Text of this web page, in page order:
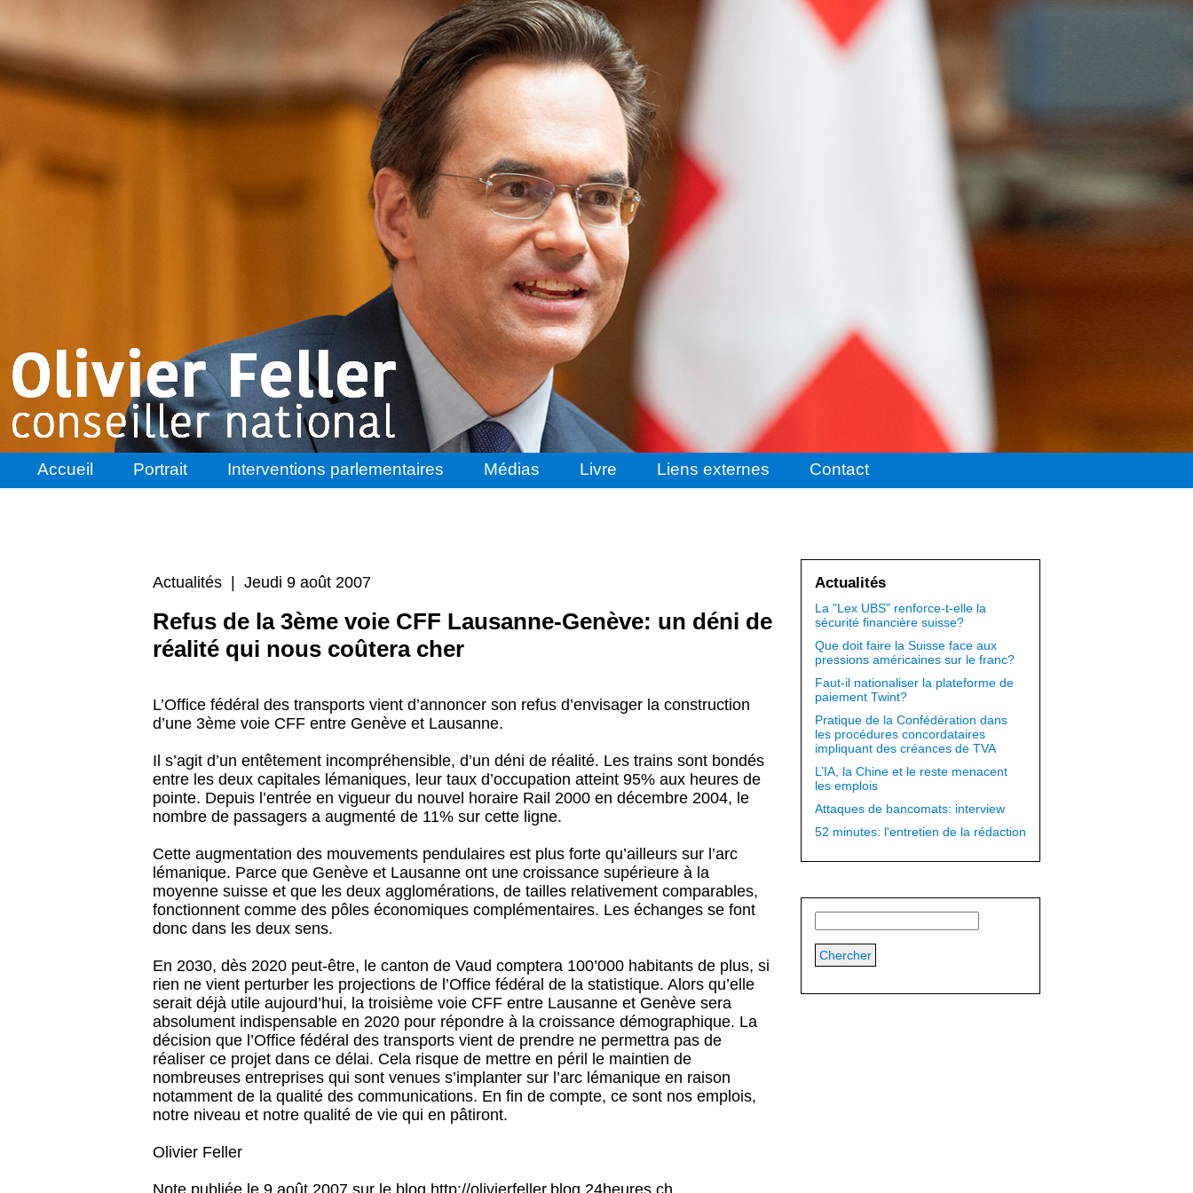
Accueil Portrait Interventions parlementaires Médias Livre Liens externes Contact
Actualités | Jeudi 9 août 2007
Refus de la 3ème voie CFF Lausanne-Genève: un déni de
réalité qui nous coûtera cher
L’Office fédéral des transports vient d’annoncer son refus d’envisager la construction
d’une 3ème voie CFF entre Genève et Lausanne.
Il s’agit d’un entêtement incompréhensible, d’un déni de réalité. Les trains sont bondés
entre les deux capitales lémaniques, leur taux d’occupation atteint 95% aux heures de
pointe. Depuis l’entrée en vigueur du nouvel horaire Rail 2000 en décembre 2004, le
nombre de passagers a augmenté de 11% sur cette ligne.
Cette augmentation des mouvements pendulaires est plus forte qu’ailleurs sur l’arc
lémanique. Parce que Genève et Lausanne ont une croissance supérieure à la
moyenne suisse et que les deux agglomérations, de tailles relativement comparables,
fonctionnent comme des pôles économiques complémentaires. Les échanges se font
donc dans les deux sens.
En 2030, dès 2020 peut-être, le canton de Vaud comptera 100’000 habitants de plus, si
rien ne vient perturber les projections de l’Office fédéral de la statistique. Alors qu’elle
serait déjà utile aujourd’hui, la troisième voie CFF entre Lausanne et Genève sera
absolument indispensable en 2020 pour répondre à la croissance démographique. La
décision que l’Office fédéral des transports vient de prendre ne permettra pas de
réaliser ce projet dans ce délai. Cela risque de mettre en péril le maintien de
nombreuses entreprises qui sont venues s’implanter sur l’arc lémanique en raison
notamment de la qualité des communications. En fin de compte, ce sont nos emplois,
notre niveau et notre qualité de vie qui en pâtiront.
Olivier Feller
Actualités
La "Lex UBS" renforce-t-elle la
sécurité financière suisse?
Que doit faire la Suisse face aux
pressions américaines sur le franc?
Faut-il nationaliser la plateforme de
paiement Twint?
Pratique de la Confédération dans
les procédures concordataires
impliquant des créances de TVA
L’IA, la Chine et le reste menacent
les emplois
Attaques de bancomats: interview
52 minutes: l'entretien de la rédaction